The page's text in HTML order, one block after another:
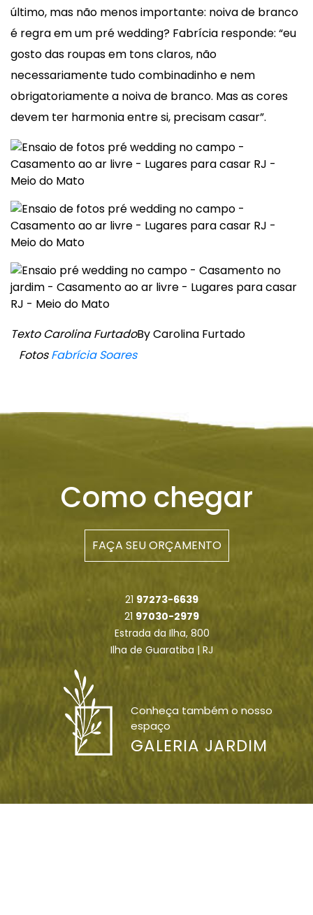
último, mas não menos importante: noiva de branco
é regra em um pré wedding? Fabrícia responde: “eu
gosto das roupas em tons claros, não
necessariamente tudo combinadinho e nem
obrigatoriamente a noiva de branco. Mas as cores
devem ter harmonia entre si, precisam casar”.
Texto Carolina Furtado
FotosFabrícia Soares
By Carolina Furtado
Como chegar
FAÇA SEU ORÇAMENTO
21 97273-6639
21 97030-2979
Estrada da Ilha, 800
Ilha de Guaratiba | RJ
Conheça também o nosso
espaço
GALERIA JARDIM